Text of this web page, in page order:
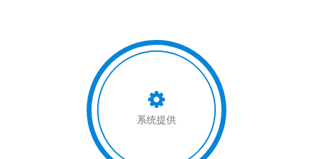
系统提供